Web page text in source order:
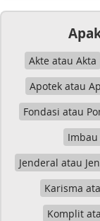
Akte atau Akta
Apotek atau
Fondasi atau
Jenderal atau
Karisma
Komplit